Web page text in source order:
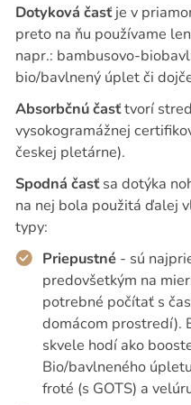
Dotyková časťje v
preto na ňu používame
napr.: bambusovo-
bio/bavlnený úplet či
Absorbčnú časťtvorí
vysokogramážnej
českej pletárne).
Spodná časťsa dotýka
na nej bola použitá ďalej
typy:
Priepustné- sú
predovšetkým na
potrebné počítať s
domácom prostredí).
skvele hodí ako
Bio/bavlneného
froté (s GOTS) a